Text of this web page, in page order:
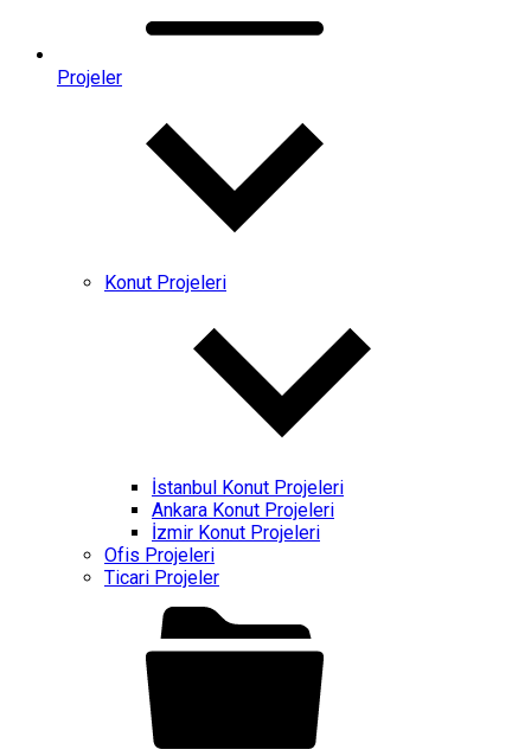
Projeler
Konut Projeleri
İstanbul Konut Projeleri
Ankara Konut Projeleri
İzmir Konut Projeleri
Ofis Projeleri
Ticari Projeler